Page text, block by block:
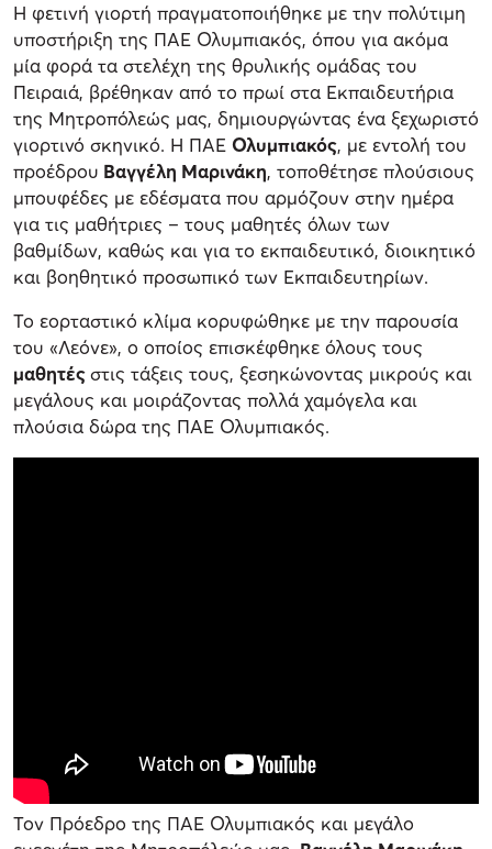
Η φετινή γιορτή πραγματοποιήθηκε με την πολύτιμη
υποστήριξη της ΠΑΕ Ολυμπιακός, όπου για ακόμα
μία φορά τα στελέχη της θρυλικής ομάδας του
Πειραιά, βρέθηκαν από το πρωί στα Εκπαιδευτήρια
της Μητροπόλεώς μας, δημιουργώντας ένα ξεχωριστό
γιορτινό σκηνικό. Η ΠΑΕ Ολυμπιακός, με εντολή του
προέδρου Βαγγέλη Μαρινάκη, τοποθέτησε πλούσιους
μπουφέδες με εδέσματα που αρμόζουν στην ημέρα
για τις μαθήτριες – τους μαθητές όλων των
βαθμίδων, καθώς και για το εκπαιδευτικό, διοικητικό
και βοηθητικό προσωπικό των Εκπαιδευτηρίων.
Το εορταστικό κλίμα κορυφώθηκε με την παρουσία
του «Λεόνε», ο οποίος επισκέφθηκε όλους τους
μαθητέςστις τάξεις τους, ξεσηκώνοντας μικρούς και
μεγάλους και μοιράζοντας πολλά χαμόγελα και
πλούσια δώρα της ΠΑΕ Ολυμπιακός.
Τον Πρόεδρο της ΠΑΕ Ολυμπιακός και μεγάλο